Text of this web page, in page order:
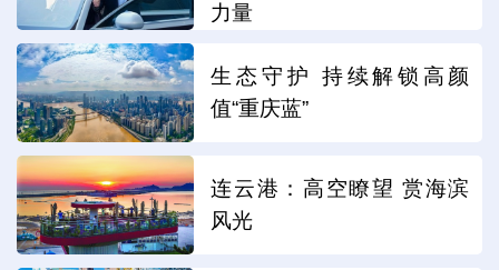
力量
生态守护 持续解锁高颜
值“重庆蓝”
连云港：高空瞭望 赏海滨
风光